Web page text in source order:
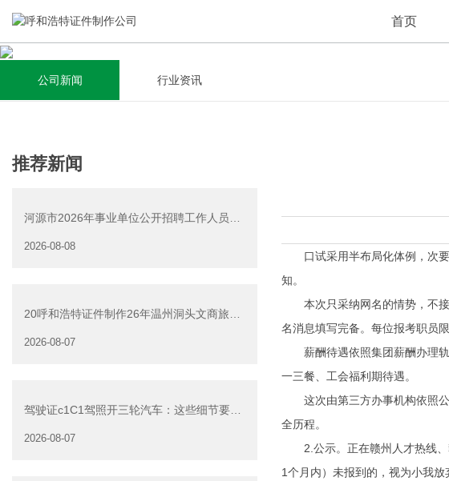
首页
关于我们
集研发，设计，制造，安装于一体，多元化的定制需求，为上
千家企业提供过专业定制服务！
查看详情
新闻资讯
全自动流水线规模化生产，准时按期交货，年生产能力超过
40W万方米以上，拥有遍布全国的商务合作伙伴和较为完善的
查看详情
公司新闻 行业资讯
推荐新闻
河源市2026年事业单位公开招聘工作人员
2026-08-08
20呼和浩特证件制作26年温州洞头文商旅游
2026-08-07
驾驶证c1C1驾照开三轮汽车：这些细节要注
2026-08-07
口试采用半布局化体例，次要
知。
本次只采纳网名的情势，不接
名消息填写完备。每位报考职员
薪酬待遇依照集团薪酬办理轨
一三餐、工会福利期待遇。
这次由第三方办事机构依照公
全历程。
2.公示。正在赣州人才热线、
1个月内）未报到的，视为小我放